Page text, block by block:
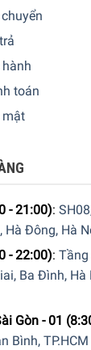
tính năng
máy tăng
bảo độ bền
toán
mật
- 21:00):
Hà Đông, Hà
- 22:00): Tầng
Ba Đình, Hà
Gòn - 01
Bình, TP.HCM